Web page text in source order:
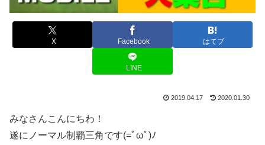
X Facebook はてブ
LINE
2019.04.17 2020.01.30
みなさんこんにちわ！
遂にノーマル制覇三角です(=ﾟωﾟ)ﾉ